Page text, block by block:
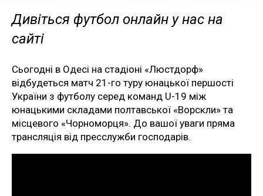
Дивіться футбол онлайн у нас на
сайті
Сьогодні в Одесі на стадіоні «Люстдорф»
відбудеться матч 21-го туру юнацької першості
України з футболу серед команд U-19 між
юнацькими складами полтавської «Ворскли» та
місцевого «Чорноморця». До вашої уваги пряма
трансляція від пресслужби господарів.